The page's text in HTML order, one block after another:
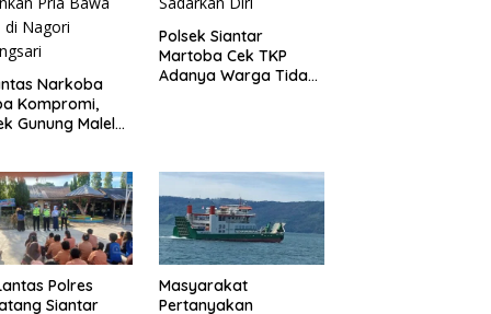
Narkoba
Kompromi,
Gunung Malela
Polsek Siantar
Martoba Cek TKP
Adanya Warga Tidak
Polres
Siantar
Masyarakat
Pertanyakan